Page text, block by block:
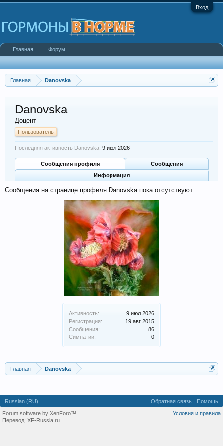
Вход
Главная Danovska
Активность:
9 июл 2026
Регистрация:
19 авг 2015
Сообщения:
86
Симпатии:
0
Danovska
Доцент
Пользователь
Последняя активность Danovska: 9 июл 2026
Сообщения профиля
Сообщения
Информация
Сообщения на странице профиля Danovska пока отсутствуют.
Главная Danovska
Главная Форум
Russian (RU) Обратная связь
Помощь
Условия и правила
Forum software by XenForo™
Перевод: XF-Russia.ru